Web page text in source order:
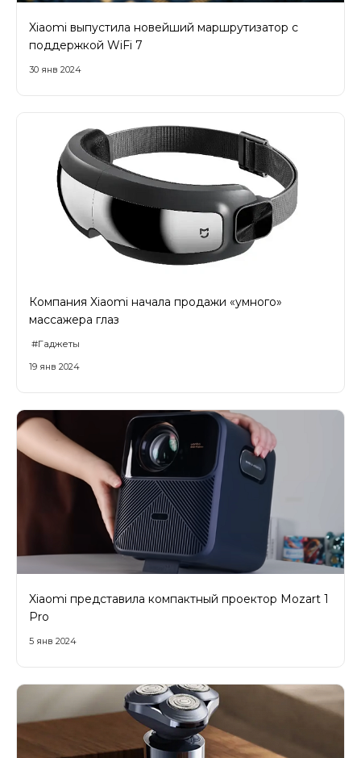
Xiaomi выпустила новейший маршрутизатор с
поддержкой WiFi 7
30 янв 2024
Компания Xiaomi начала продажи «умного»
массажера глаз
#Гаджеты
19 янв 2024
Xiaomi представила компактный проектор Mozart 1
Pro
5 янв 2024